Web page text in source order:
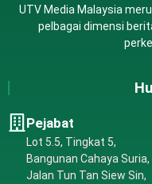
UTV Media Malaysia
pelbagai dimensi
Pejabat
Lot 5.5, Tingkat 5,
Bangunan Cahaya Suria,
Jalan Tun Tan Siew Sin,